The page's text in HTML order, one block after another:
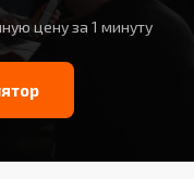
цену за 1 минуту